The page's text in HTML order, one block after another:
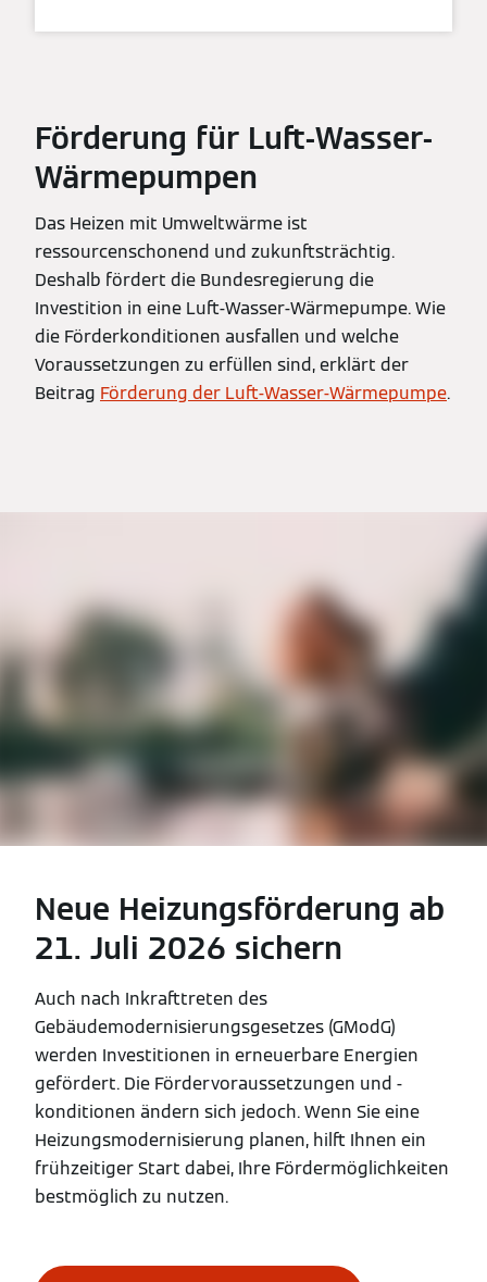
Förderung für Luft-Wasser-
Wärmepumpen
Das Heizen mit Umweltwärme ist
ressourcenschonend und zukunftsträchtig.
Deshalb fördert die Bundesregierung die
Investition in eine Luft-Wasser-Wärmepumpe. Wie
die Förderkonditionen ausfallen und welche
Voraussetzungen zu erfüllen sind, erklärt der
Beitrag Förderung der Luft-Wasser-Wärmepumpe.
Neue Heizungsförderung ab
21. Juli 2026 sichern
Auch nach Inkrafttreten des
Gebäudemodernisierungsgesetzes (GModG)
werden Investitionen in erneuerbare Energien
gefördert. Die Fördervoraussetzungen und -
konditionen ändern sich jedoch. Wenn Sie eine
Heizungsmodernisierung planen, hilft Ihnen ein
frühzeitiger Start dabei, Ihre Fördermöglichkeiten
bestmöglich zu nutzen.